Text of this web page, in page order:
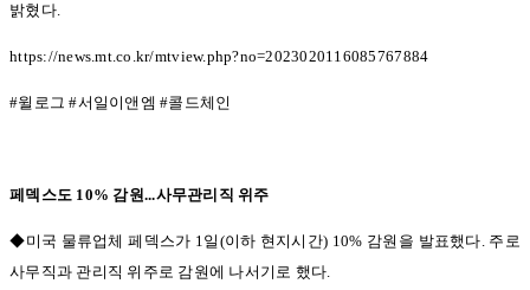
밝혔다.
https://news.mt.co.kr/mtview.php?no=2023020116085767884
#윌로그#서일이앤엠#콜드체인
페덱스도 10% 감원...사무관리직 위주
◆미국 물류업체 페덱스가 1일 (이하 현지시간) 10% 감원을 발표했다. 주로
사무직과 관리직 위주로 감원에 나서기로 했다.